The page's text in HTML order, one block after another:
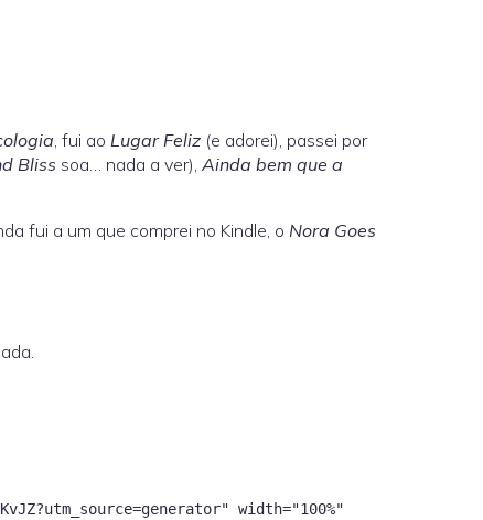
, fui ao Lugar Feliz (e adorei), passei por
Bliss soa… nada a ver), Ainda bem que a
fui a um que comprei no Kindle, o Nora Goes
width="100%"